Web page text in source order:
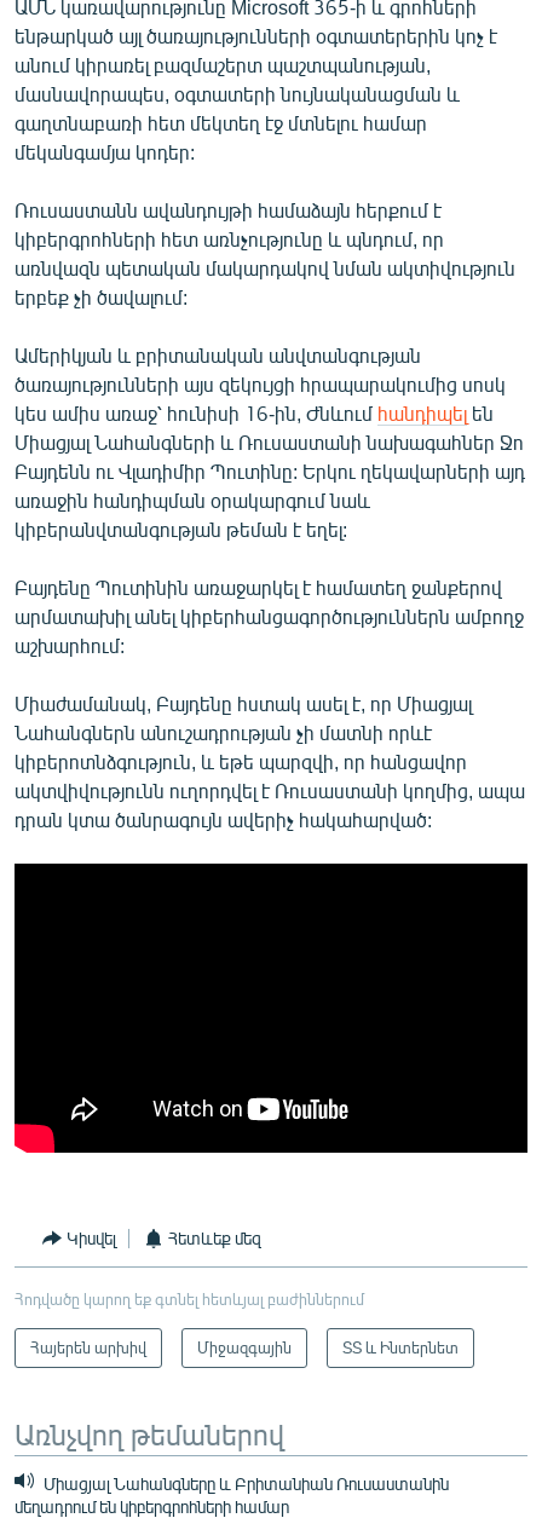
ԱՄՆ կառավարությունը Microsoft 365-ի և գրոհների
ենթարկած այլ ծառայությունների օգտատերերին կոչ է
անում կիրառել բազմաշերտ պաշտպանության,
մասնավորապես, օգտատերի նույնականացման և
գաղտնաբառի հետ մեկտեղ էջ մտնելու համար
մեկանգամյա կոդեր:
Ռուսաստանն ավանդույթի համաձայն հերքում է
կիբերգրոհների հետ առնչությունը և պնդում, որ
առնվազն պետական մակարդակով նման ակտիվություն
երբեք չի ծավալում:
Ամերիկյան և բրիտանական անվտանգության
ծառայությունների այս զեկույցի հրապարակումից սոսկ
կես ամիս առաջ՝ հունիսի 16-ին, Ժնևում հանդիպել են
Միացյալ Նահանգների և Ռուսաստանի նախագահներ Ջո
Բայդենն ու Վլադիմիր Պուտինը: Երկու ղեկավարների այդ
առաջին հանդիպման օրակարգում նաև
կիբերանվտանգության թեման է եղել:
Բայդենը Պուտինին առաջարկել է համատեղ ջանքերով
արմատախիլ անել կիբերհանցագործություններն ամբողջ
աշխարհում:
Միաժամանակ, Բայդենը հստակ ասել է, որ Միացյալ
Նահանգներն անուշադրության չի մատնի որևէ
կիբերոտնձգություն, և եթե պարզվի, որ հանցավոր
ակտվիվությունն ուղորդվել է Ռուսաստանի կողմից, ապա
դրան կտա ծանրագույն ավերիչ հակահարված:
Կիսվել Հետևեք մեզ
Հոդվածը կարող եք գտնել հետևյալ բաժիններում
Հայերեն արխիվ Միջազգային ՏՏ և Ինտերնետ
Առնչվող թեմաներով
Միացյալ Նահանգները և Բրիտանիան Ռուսաստանին
մեղադրում են կիբերգրոհների համար